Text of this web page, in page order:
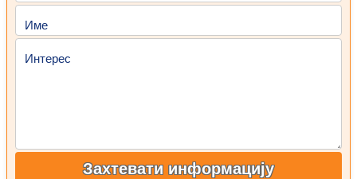
Име
Интерес
Захтевати информацију